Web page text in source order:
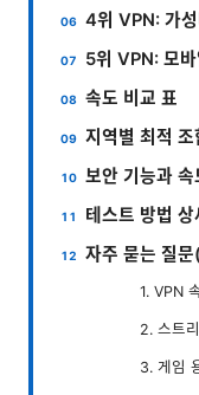
4위 VPN: 가
5위 VPN: 모
속도 비교 표
지역별 최적 조
보안 기능과
테스트 방법 상
자주 묻는 질
1. VPN
2. 스트
3. 게임